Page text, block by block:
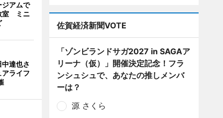
ジアムで
室 ミニ
達也さ
ライフ
佐賀経済新聞VOTE
「ゾンビランドサガ2027 in SAGAア
リーナ（仮）」開催決定記念！フラ
ンシュシュで、あなたの推しメンバ
ーは？
源 さくら